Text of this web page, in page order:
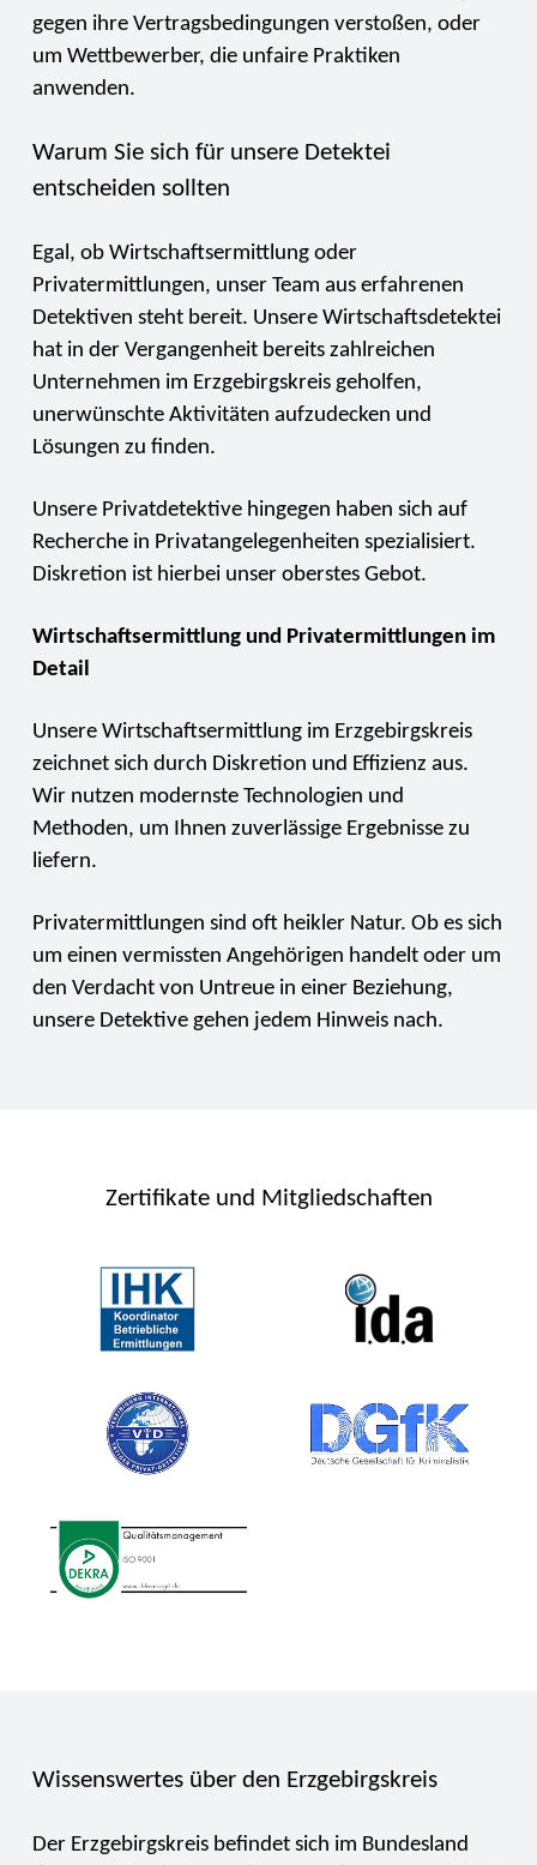
gegen ihre Vertragsbedingungen verstoßen, oder
um Wettbewerber, die unfaire Praktiken
anwenden.
Warum Sie sich für unsere Detektei
entscheiden sollten
Egal, ob Wirtschaftsermittlung oder
Privatermittlungen, unser Team aus erfahrenen
Detektiven steht bereit. Unsere Wirtschaftsdetektei
hat in der Vergangenheit bereits zahlreichen
Unternehmen im Erzgebirgskreis geholfen,
unerwünschte Aktivitäten aufzudecken und
Lösungen zu finden.
Unsere Privatdetektive hingegen haben sich auf
Recherche in Privatangelegenheiten spezialisiert.
Diskretion ist hierbei unser oberstes Gebot.
Wirtschaftsermittlung und Privatermittlungen im
Detail
Unsere Wirtschaftsermittlung im Erzgebirgskreis
zeichnet sich durch Diskretion und Effizienz aus.
Wir nutzen modernste Technologien und
Methoden, um Ihnen zuverlässige Ergebnisse zu
liefern.
Privatermittlungen sind oft heikler Natur. Ob es sich
um einen vermissten Angehörigen handelt oder um
den Verdacht von Untreue in einer Beziehung,
unsere Detektive gehen jedem Hinweis nach.
Zertifikate und Mitgliedschaften
Wissenswertes über den Erzgebirgskreis
Der Erzgebirgskreis befindet sich im Bundesland